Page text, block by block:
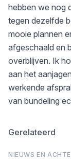
hebben we nog
tegen dezelfde
mooie plannen
afgeschaald en
overblijven. Ik
aan het
werkende
van bundeling
Gerelateerd
NIEUWS EN